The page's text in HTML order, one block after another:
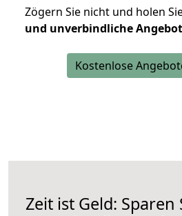
Zögern Sie nicht und holen
und unverbindliche
Kostenlose
Zeit ist Geld: Sparen